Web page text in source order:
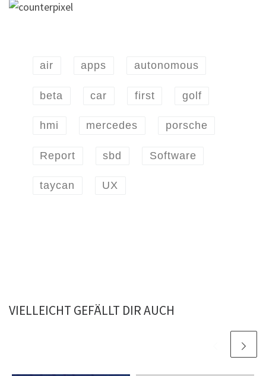
air apps autonomous
beta car first golf
hmi mercedes porsche
Report sbd Software
taycan UX
VIELLEICHT GEFÄLLT DIR AUCH